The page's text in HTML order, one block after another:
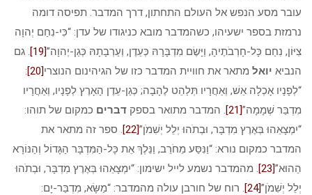
עובר מסע הנפש אל העולם התחתון, דרך המדבר. תפיסה דומה
נרמזת בספר ישעיהו, כשהמדבר מובא כניגודו של עדן: “כִּי-נִחַם יְהוָה
צִיּוֹן, נִחַם כָּל-חָרְבֹתֶיהָ, וַיָּשֶׂם מִדְבָּרָהּ כְּעֵדֶן, וְעַרְבָתָהּ כְּגַן-יְהוָה”[19]
. גם
הנביא יואל מתאר את חוויית המדבר כזו של הגיהינום הנוצרי[20]
:
“לְפָנָיו אָכְלָה אֵשׁ, וְאַחֲרָיו תְּלַהֵט לֶהָבָה; כְּגַן-עֵדֶן הָאָרֶץ לְפָנָיו, וְאַחֲרָיו
מִדְבַּר שְׁמָמָה”[21] . המדבר מתואר בספק דברים כמקום של תוהו:
“יִמְצָאֵהוּ בְּאֶרֶץ מִדְבָּר, וּבְתֹהוּ יְלֵל יְשִׁמֹן”[22]
. ספר זה מתאר את
המדבר כמקום נורא: “וַנִּסַּע מֵחֹרֵב, וַנֵּלֶךְ אֵת כָּל-הַמִּדְבָּר הַגָּדוֹל וְהַנּוֹרָא
הַהוּא”[23]
. מהמדבר נשמע לייל ישימון: “יִמְצָאֵהוּ בְּאֶרֶץ מִדְבָּר, וּבְתֹהוּ
יְלֵל יְשִׁמֹן”[24]
. רוח של חורבן עולה מהמדבר: “מַשָּׂא, מִדְבַּר-יָם: